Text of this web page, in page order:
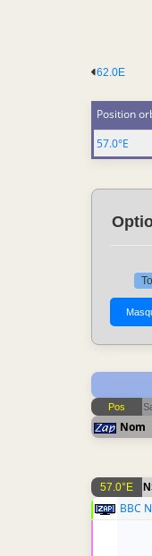
62.0E
Position
57.0°E
Pos
Nom
57.0°E
BBC